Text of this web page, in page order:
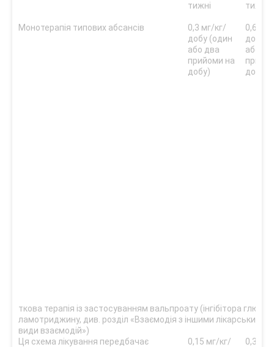
тижні
тижні
Монотерапія типових абсансів
0,3 мг/кг/
добу (один
або два
прийоми на
добу)
0,6 мг/
добу
або
добу)
ткова терапія із застосуванням вальпроату (інгібітора
ламотриджину, див. розділ «Взаємодія з іншими лікарськими
види взаємодій»)
Ця схема лікування передбачає
0,15 мг/кг/
0,3 мг/